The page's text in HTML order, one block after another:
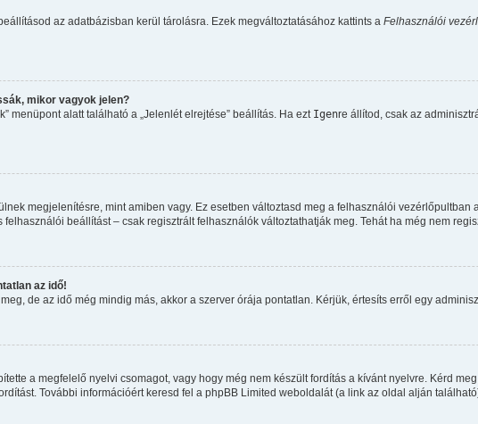
az adatbázisban kerül tárolásra. Ezek megváltoztatásához kattints aFelhasználói
mikor vagyok jelen?
menüpont alatt található a „Jelenlét elrejtése” beállítás. Ha ezt Igenre állítod, csak az
megjelenítésre, mint amiben vagy. Ez esetben változtasd meg a felhasználói
beállítást – csak regisztrált felhasználók változtathatják meg. Tehát ha még nem
az idő!
de az idő még mindig más, akkor a szerver órája pontatlan. Kérjük, értesíts erről egy
a megfelelő nyelvi csomagot, vagy hogy még nem készült fordítás a kívánt nyelvre. Kérd
További információért keresd fel a phpBB Limited weboldalát (a link az oldal alján